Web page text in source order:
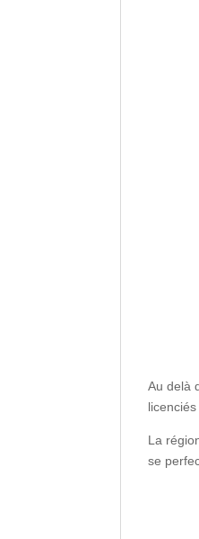
Au delà
La
se